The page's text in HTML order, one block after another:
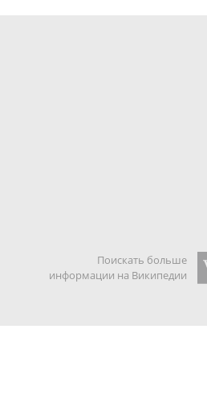
Поискать больше
информации на Википедии